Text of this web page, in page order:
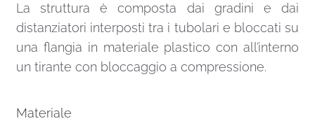
La struttura è composta dai gradini e dai
distanziatori interposti tra i tubolari e bloccati su
una flangia in materiale plastico con all’interno
un tirante con bloccaggio a compressione.
Materiale